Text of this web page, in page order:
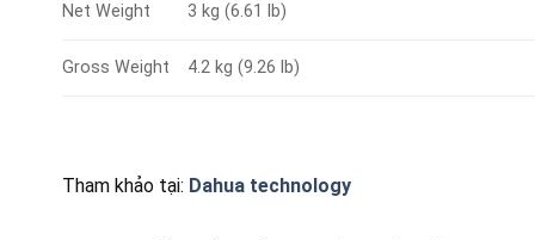
Net Weight 3 kg (6.61 lb)
Gross Weight 4.2 kg (9.26 lb)
Tham khảo tại: Dahua technology